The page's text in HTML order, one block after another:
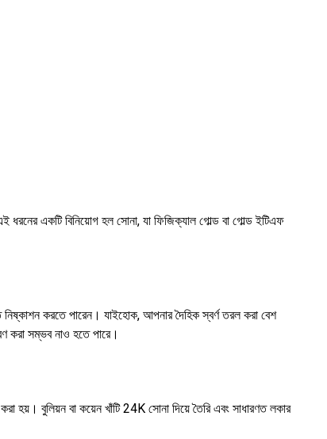
একটি বিনিয়োগ হল সোনা, যা ফিজিক্যাল গোল্ড বা গোল্ড ইটিএফ
করতে পারেন। যাইহোক, আপনার দৈহিক স্বর্ণ তরল করা বেশ
করা সম্ভব নাও হতে পারে।
হয়। বুলিয়ন বা কয়েন খাঁটি 24K সোনা দিয়ে তৈরি এবং সাধারণত লকার